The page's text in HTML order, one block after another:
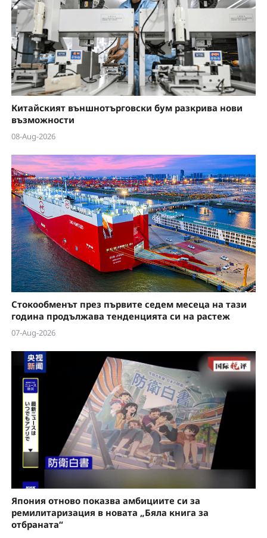
Китайският външнотърговски бум разкрива нови
възможности
08-Aug-2026
Стокообменът през първите седем месеца на тази
година продължава тенденцията си на растеж
07-Aug-2026
Япония отново показва амбициите си за
ремилитаризация в новата „Бяла книга за
отбраната“